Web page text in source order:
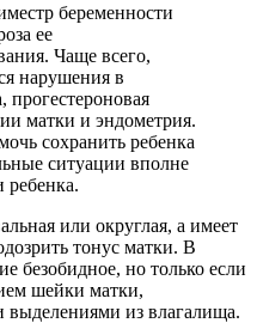
беременности
ее
Чаще всего,
нарушения в
прогестероновая
матки и эндометрия.
сохранить ребенка
ситуации вполне
ребенка.
или округлая, а имеет
тонус матки. В
безобидное, но только если
шейки матки,
из влагалища.